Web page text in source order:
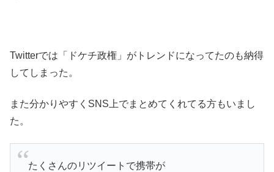
Twitterでは「ドケチ政権」がトレンドになってたのも納得
してしまった。
また分かりやすくSNS上でまとめてくれてる方もいまし
た。
たくさんのリツイートで携帯が